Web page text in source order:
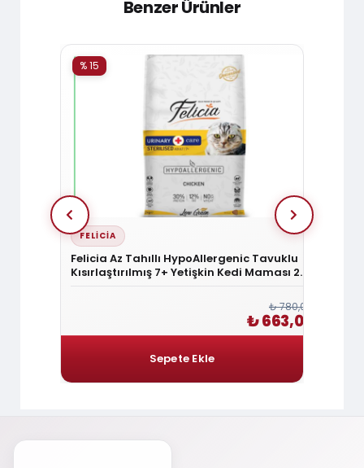
Benzer Ürünler
FELICIA
Felicia Az Tahıllı HypoAllergenic Tavuklu
Kısırlaştırılmış 7+ Yetişkin Kedi Maması 2
% 15
₺ 780,00
₺ 663,00